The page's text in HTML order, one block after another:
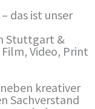
das ist unser
Stuttgart &
Video, Print
kreativer
Sachverstand